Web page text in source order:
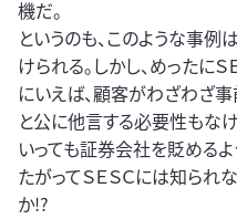
機だ。
というのも、このような事
けられる。しかし、めったに
にいえば、顧客がわざわざ
と公に他言する必要性もな
いっても証券会社を貶める
たがってＳＥＳＣには知られ
か!?